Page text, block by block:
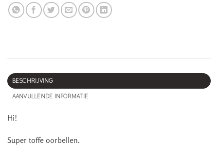
BESCHRIJVING
AANVULLENDE INFORMATIE
Hi!
Super toffe oorbellen.